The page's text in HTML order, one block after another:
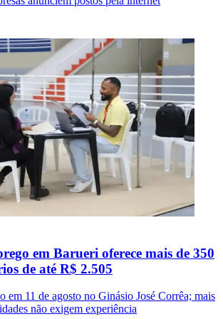
em Barueri oferece mais de 350
de até R$ 2.505
em 11 de agosto no Ginásio José Corrêa; mais
não exigem experiência